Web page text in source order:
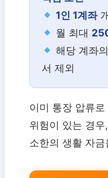
1인 1계좌
월 최대
해당 계좌
서 제외
이미 통장 압류
위험이 있는 경
소한의 생활 자